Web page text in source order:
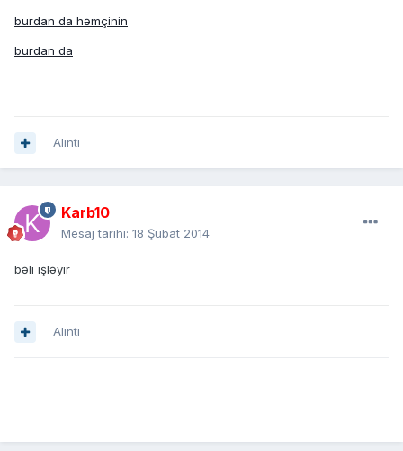
burdan da həmçinin
burdan da
Alıntı
Karb10
Mesaj tarihi: 18 Şubat 2014
bəli işləyir
Alıntı